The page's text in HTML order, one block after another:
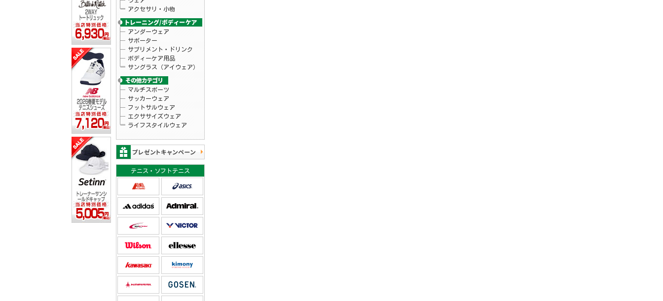
アクセサリ・小物
アンダーウェア
サポーター
サプリメント・ドリンク
ボディーケア用品
サングラス（アイウェア）
マルチスポーツ
サッカーウェア
フットサルウェア
エクササイズウェア
ライフスタイルウェア
テニス・ソフトテニス